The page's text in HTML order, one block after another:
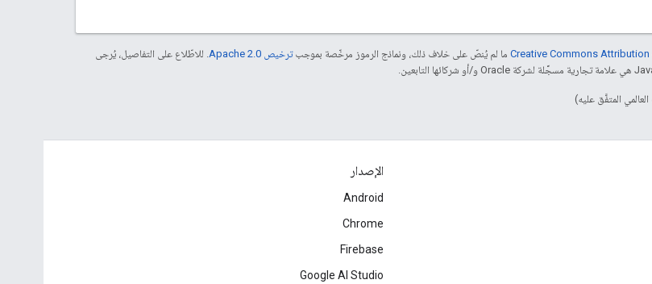
ما لم يُنصّ على خلاف ذلك، ونماذج الرموز مرخّصة بموجبترخيص Apache 2.0‏
. للاطّلاع على التفاصيل، يُرجى
الإصدار
Android
Chrome
Firebase
Google AI Studio